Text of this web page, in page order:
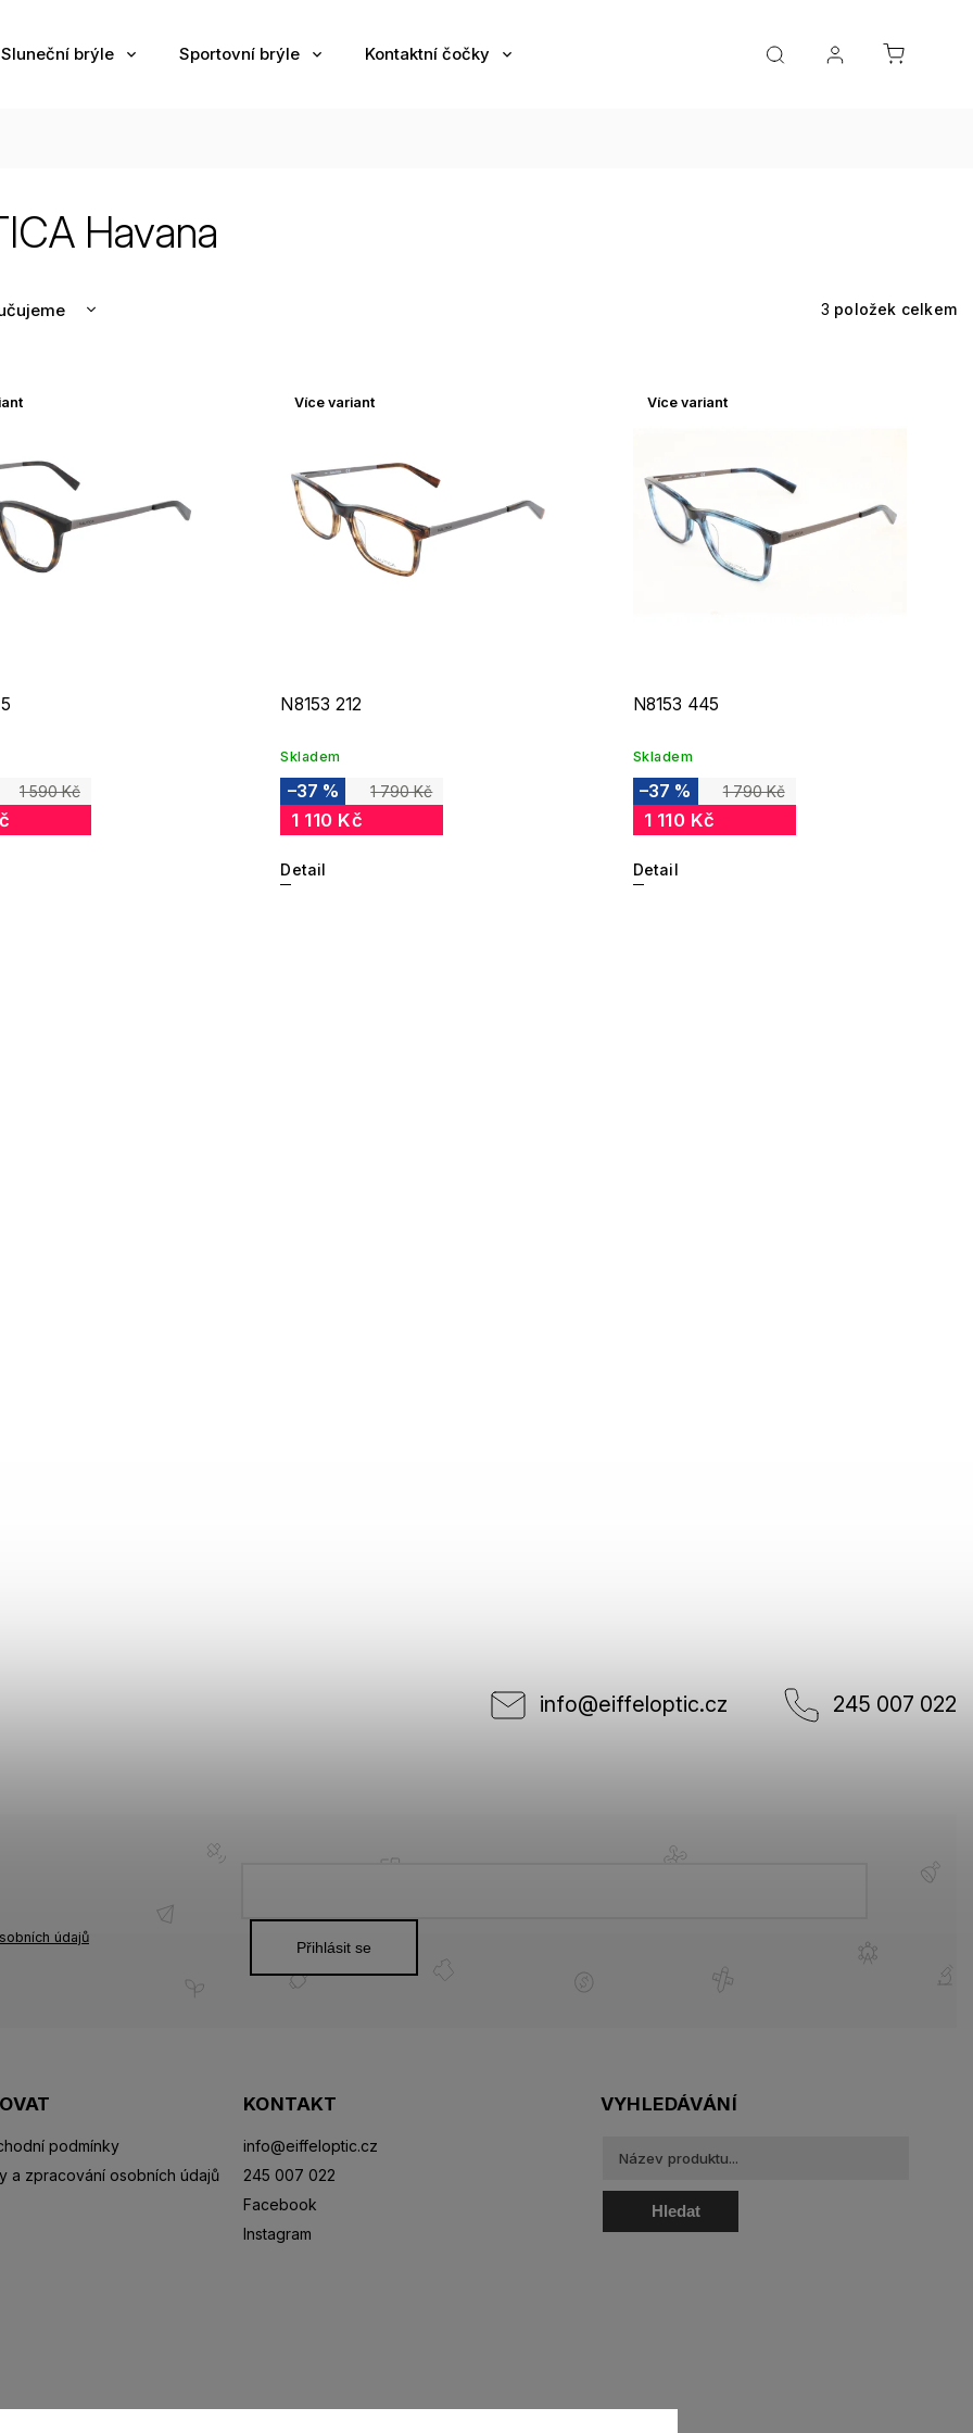
Sluneční brýle Sportovní brýle Kontaktní čočky Doplňky
Havana
3 položek celkem
1 590 Kč
Více variant
N8153 212
Skladem
1 790 Kč
–37 %
1 110 Kč
Detail
Více variant
N8153 445
Skladem
1 790 Kč
–37 %
1 110 Kč
Detail
info@eiffeloptic.cz 245 007 022
podmínky
a zpracování osobních údajů
KONTAKT
info@eiffeloptic.cz
245 007 022
Facebook
Instagram
údajů
Přihlásit se
VYHLEDÁVÁNÍ
Hledat